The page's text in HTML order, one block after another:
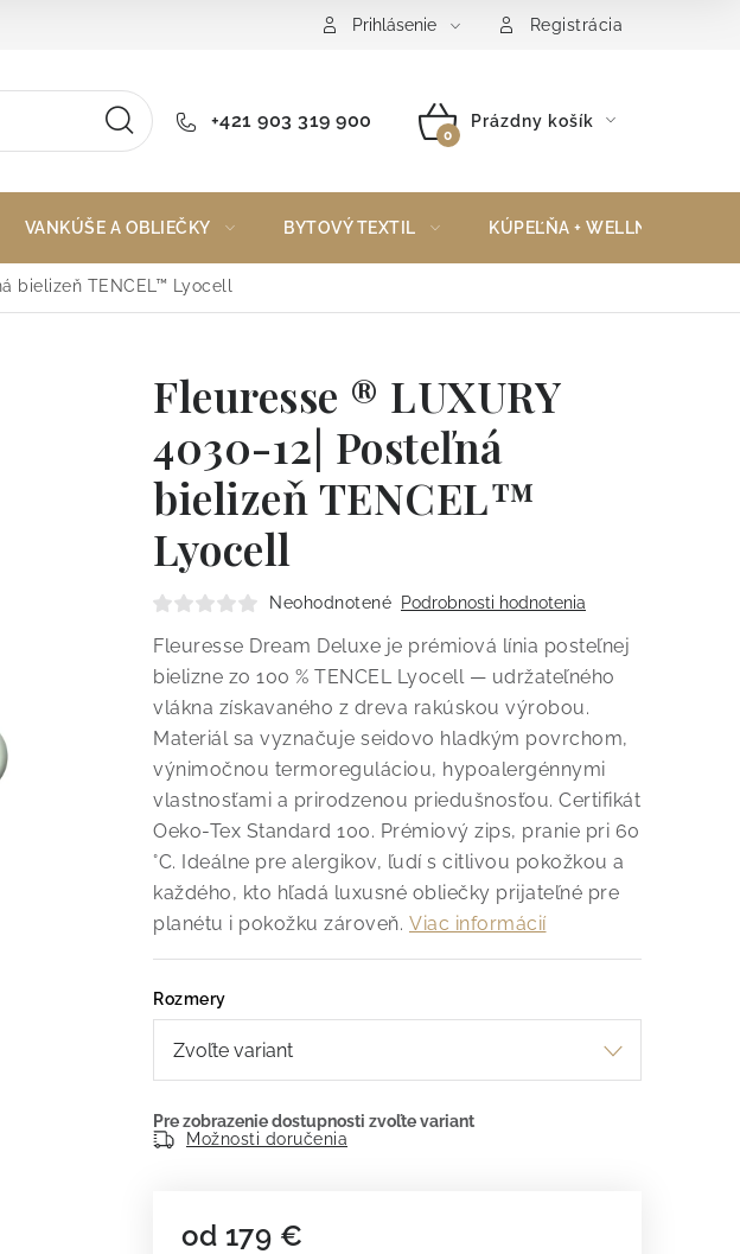
osobných údajov Reklamačný poriadok Vrátenie tovaru
Prihlásenie Registrácia
+421 903 319 900
NÁKUPNÝ
Prázdny košík
VANKÚŠE A OBLIEČKY BYTOVÝ TEXTIL KÚPEĽŇA + WELLNESS
bielizeň TENCEL™ Lyocell
Fleuresse ® LUXURY
4030-12| Posteľná
bielizeň TENCEL™
Lyocell
Neohodnotené Podrobnosti hodnotenia
Fleuresse Dream Deluxe je prémiová línia posteľnej
bielizne zo 100 % TENCEL Lyocell — udržateľného
vlákna získavaného z dreva rakúskou výrobou.
Materiál sa vyznačuje seidovo hladkým povrchom,
výnimočnou termoreguláciou, hypoalergénnymi
vlastnosťami a prirodzenou priedušnosťou. Certifikát
Oeko-Tex Standard 100. Prémiový zips, pranie pri 60
°C. Ideálne pre alergikov, ľudí s citlivou pokožkou a
každého, kto hľadá luxusné obliečky prijateľné pre
planétu i pokožku zároveň. Viac informácií
Rozmery
Možnosti doručenia
od 179 €